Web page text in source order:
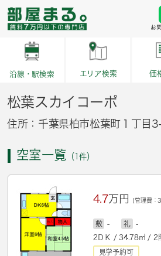
お
沿線・駅検索 エリア検索 価
松葉スカイコーポ
住所：千葉県柏市松葉町１丁目
空室一覧 （1件）
4.7万円 (管理費：
敷 - 礼
-
2ＤＫ / 34.78㎡ / 2
見学予約可